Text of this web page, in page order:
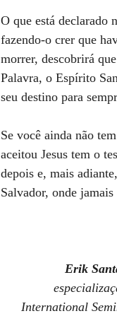
O que está declarado
fazendo-o crer que
morrer, descobrirá
Palavra, o Espírito
seu destino para
Se você ainda não
aceitou Jesus tem o
depois e, mais
Salvador, onde
Erik
International